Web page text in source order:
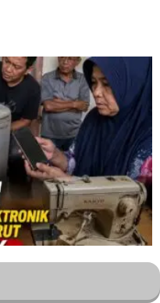
Listrik Tak